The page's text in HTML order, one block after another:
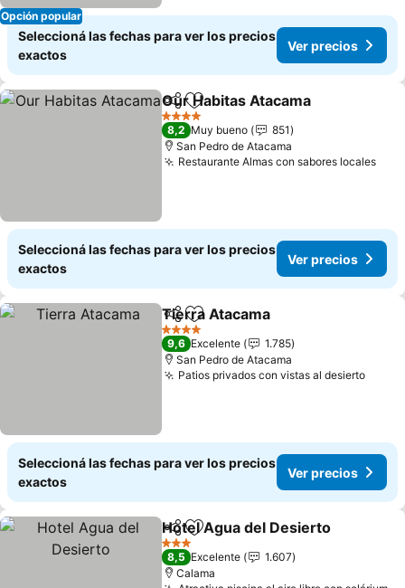
Opción popular
Seleccioná las fechas para ver los precios
exactos
Ver precios
CompartirAñadir a favoritos
Our Habitas Atacama
4 Estrellas
8,2 Muy bueno
851
San Pedro de Atacama
Restaurante Almas con sabores localesVer
Seleccioná las fechas para ver los precios
exactos
Ver precios
Compartir
Añadir a favoritos
Tierra Atacama
4 Estrellas
9,6 Excelente
1.785
San Pedro de Atacama
Patios privados con vistas al desiertoVer
Seleccioná las fechas para ver los precios
exactos
Ver precios
CompartirAñadir a favoritos
Hotel Agua del Desierto
3 Estrellas
8,5 Excelente
1.607
Calama